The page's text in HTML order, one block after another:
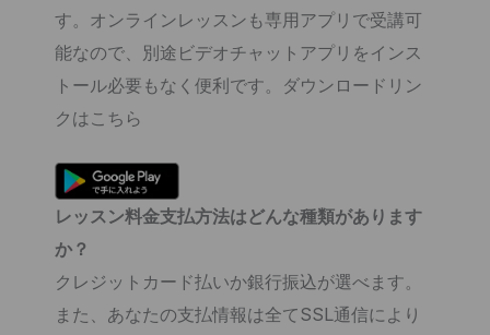
す。オンラインレッスンも専用アプリで受講可
能なので、別途ビデオチャットアプリをインス
トール必要もなく便利です。ダウンロードリン
クはこちら
レッスン料金支払方法はどんな種類があります
か？
クレジットカード払いか銀行振込が選べます。
また、あなたの支払情報は全てSSL通信により